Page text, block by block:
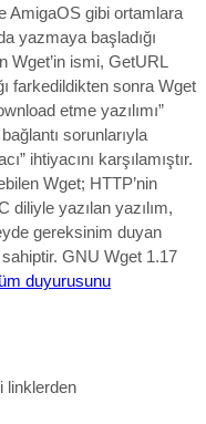
AmigaOS gibi ortamlara
yazmaya başladığı
Wget’in ismi, GetURL
farkedildikten sonra Wget
etme yazılımı”
sorunlarıyla
ihtiyacını karşılamıştır.
Wget; HTTP’nin
diliyle yazılan yazılım,
gereksinim duyan
GNU Wget 1.17
duyurusunu
linklerden